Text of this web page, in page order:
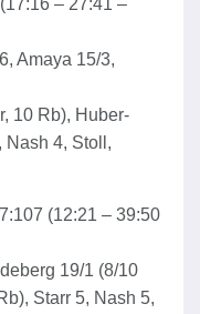
Amaya 15/3,
10 Rb), Huber-
Nash 4, Stoll,
(12:21 – 39:50
19/1 (8/10
Starr 5, Nash 5,